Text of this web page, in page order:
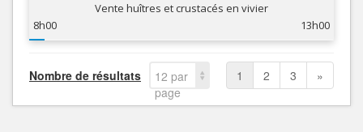
Vente huîtres et crustacés en vivier
8h00
13h00
Nombre de résultats
12 par
page
1 2 3 »